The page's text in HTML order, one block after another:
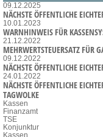
09.12.2025
NÄCHSTE ÖFFENTLICHE
10.01.2023
WARNHINWEIS FÜR
21.12.2022
MEHRWERTSTEUERSATZ FÜR
09.12.2022
NÄCHSTE ÖFFENTLICHE
24.01.2022
NÄCHSTE ÖFFENTLICHE
TAGWOLKE
Kassen
Finanzamt
TSE
Konjunktur
Kassen